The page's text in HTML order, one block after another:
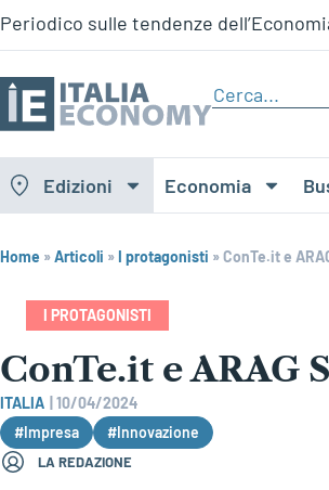
Periodico sulle tendenze
Edizioni Economia
Home »Articoli »I protagonisti »ConTe.it e
I PROTAGONISTI
ConTe.it e ARAG
ITALIA
10/04/2024
#Impresa
#Innovazione
LA REDAZIONE